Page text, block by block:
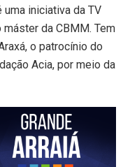
uma iniciativa da TV
da CBMM. Tem
o patrocínio do
Acia, por meio da